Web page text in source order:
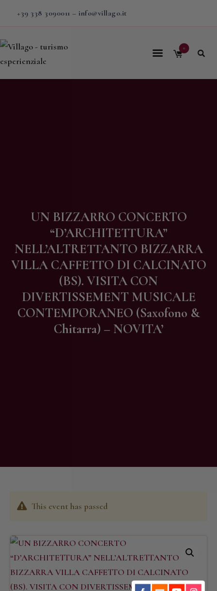
+39 338 3090011 – info@villago.it
0
UN BIZZARRO CONCERTO
“D’ARCHITETTURA”
NELL’ALTRETTANTO BIZZARRA
VILLA CAFFETTO DI CALCINATO
(BS). VISITA CON
DIVERTISSEMENT MUSICALE
CONTEMPORANEO (Saxofono &
Chitarra) – NOVITA’
Home
Contatti
This event has passed